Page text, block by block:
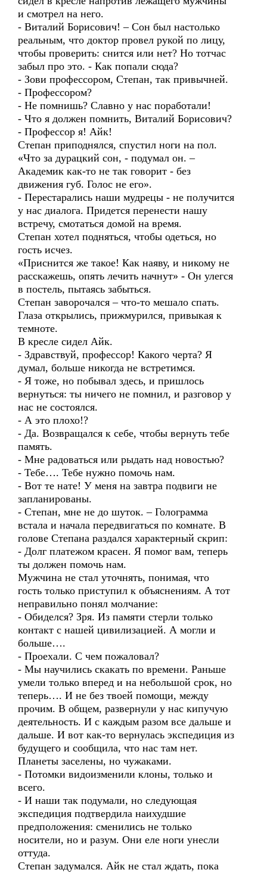
и смотрел на него.
- Виталий Борисович! – Сон был настолько
реальным, что доктор провел рукой по лицу,
чтобы проверить: снится или нет? Но тотчас
забыл про это. - Как попали сюда?
- Зови профессором, Степан, так привычней.
- Профессором?
- Не помнишь? Славно у нас поработали!
- Что я должен помнить, Виталий Борисович?
- Профессор я! Айк!
Степан приподнялся, спустил ноги на пол.
«Что за дурацкий сон, - подумал он. –
Академик как-то не так говорит - без
движения губ. Голос не его».
- Перестарались наши мудрецы - не получится
у нас диалога. Придется перенести нашу
встречу, смотаться домой на время.
Степан хотел подняться, чтобы одеться, но
гость исчез.
«Приснится же такое! Как наяву, и никому не
расскажешь, опять лечить начнут» - Он улегся
в постель, пытаясь забыться.
Степан заворочался – что-то мешало спать.
Глаза открылись, прижмурился, привыкая к
темноте.
В кресле сидел Айк.
- Здравствуй, профессор! Какого черта? Я
думал, больше никогда не встретимся.
- Я тоже, но побывал здесь, и пришлось
вернуться: ты ничего не помнил, и разговор у
нас не состоялся.
- А это плохо!?
- Да. Возвращался к себе, чтобы вернуть тебе
память.
- Мне радоваться или рыдать над новостью?
- Тебе…. Тебе нужно помочь нам.
- Вот те нате! У меня на завтра подвиги не
запланированы.
- Степан, мне не до шуток. – Голограмма
встала и начала передвигаться по комнате. В
голове Степана раздался характерный скрип:
- Долг платежом красен. Я помог вам, теперь
ты должен помочь нам.
Мужчина не стал уточнять, понимая, что
гость только приступил к объяснениям. А тот
неправильно понял молчание:
- Обиделся? Зря. Из памяти стерли только
контакт с нашей цивилизацией. А могли и
больше….
- Проехали. С чем пожаловал?
- Мы научились скакать по времени. Раньше
умели только вперед и на небольшой срок, но
теперь…. И не без твоей помощи, между
прочим. В общем, развернули у нас кипучую
деятельность. И с каждым разом все дальше и
дальше. И вот как-то вернулась экспедиция из
будущего и сообщила, что нас там нет.
Планеты заселены, но чужаками.
- Потомки видоизменили клоны, только и
всего.
- И наши так подумали, но следующая
экспедиция подтвердила наихудшие
предположения: сменились не только
носители, но и разум. Они еле ноги унесли
оттуда.
Степан задумался. Айк не стал ждать, пока